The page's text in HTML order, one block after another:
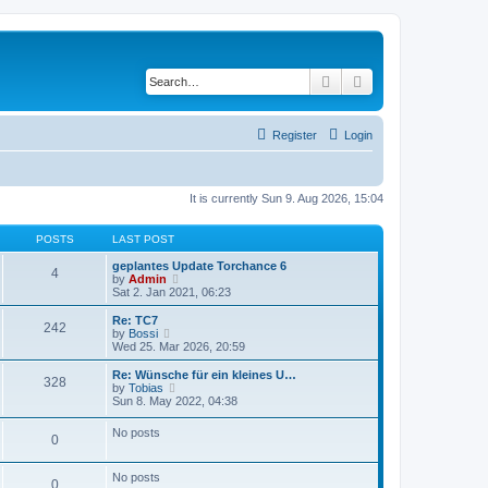
Search
Login
Register
It is currently Sun 9. Aug 2026, 15:04
POSTS LAST POST
4
geplantes Update Torchance 6
by Admin
i
e
h
a
t
e
s
o
Sat 2. Jan 2021, 06:23
242
Re: TC7
by Bossi
i
e
w
t
h
l
e
Wed 25. Mar 2026, 20:59
328
Re: Wünsche für ein kleines U…
by Tobias
i
e
Sun 8. May 2022, 04:38
0 No posts
0 No posts